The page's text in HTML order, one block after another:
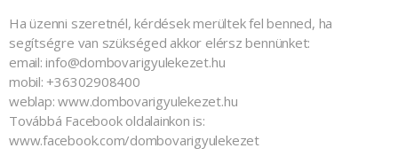
Ha üzenni szeretnél, kérdések merültek fel benned, ha
segítségre van szükséged akkor elérsz bennünket:
email: info@dombovarigyulekezet.hu
mobil: +36302908400
weblap: www.dombovarigyulekezet.hu
Továbbá Facebook oldalainkon is:
www.facebook.com/dombovarigyulekezet